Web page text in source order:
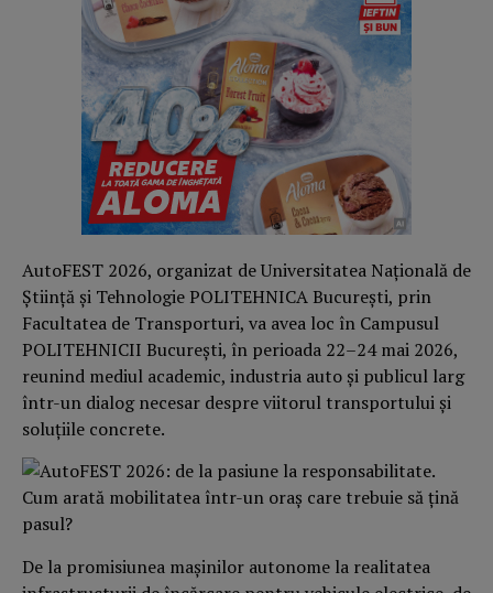
AutoFEST 2026, organizat de Universitatea Națională de
Știință și Tehnologie POLITEHNICA București, prin
Facultatea de Transporturi, va avea loc în Campusul
POLITEHNICII București, în perioada 22–24 mai 2026,
reunind mediul academic, industria auto și publicul larg
într-un dialog necesar despre viitorul transportului și
soluțiile concrete.
De la promisiunea mașinilor autonome la realitatea